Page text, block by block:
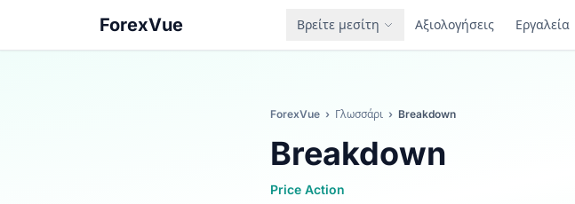
ForexVue Βρείτε μεσίτη Αξιολογήσεις Εργαλεία
ForexVue › Γλωσσάρι › Breakdown
Breakdown
Price Action